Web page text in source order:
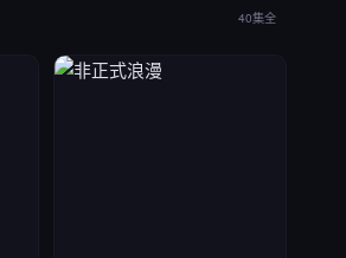
40集全